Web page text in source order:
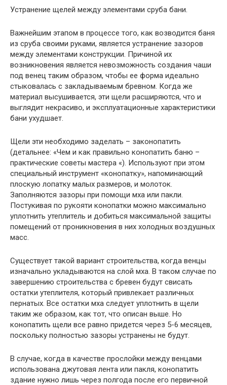
Устранение щелей между элементами сруба бани.
Важнейшим этапом в процессе того, как возводится баня
из сруба своими руками, является устранение зазоров
между элементами конструкции. Причиной их
возникновения является невозможность создания чаши
под венец таким образом, чтобы ее форма идеально
стыковалась с закладываемым бревном. Когда же
материал высушивается, эти щели расширяются, что и
выглядит некрасиво, и эксплуатационные характеристики
бани ухудшает.
Щели эти необходимо заделать – законопатить
(детальнее: «Чем и как правильно конопатить баню –
практические советы мастера «). Используют при этом
специальный инструмент «конопатку», напоминающий
плоскую лопатку малых размеров, и молоток.
Заполняются зазоры при помощи мха или пакли.
Постукивая по рукояти конопатки можно максимально
уплотнить утеплитель и добиться максимальной защиты
помещений от проникновения в них холодных воздушных
масс.
Существует такой вариант строительства, когда венцы
изначально укладываются на слой мха. В таком случае по
завершению строительства с бревен будут свисать
остатки утеплителя, который привлекает различных
пернатых. Все остатки мха следует уплотнить в щели
таким же образом, как тот, что описан выше. Но
конопатить щели все равно придется через 5-6 месяцев,
поскольку полностью зазоры устранены не будут.
В случае, когда в качестве прослойки между венцами
использована джутовая лента или пакля, конопатить
здание нужно лишь через полгода после его первичной